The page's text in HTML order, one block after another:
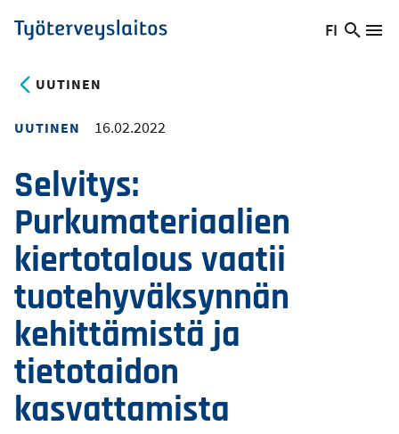
Hyppää
pääsisältöön
Työterveyslaitos
Vaihda
FI
Hae
UUTINEN
UUTINEN 16.02.2022
Selvitys:
Purkumateriaalien
kiertotalous vaatii
tuotehyväksynnän
kehittämistä ja
tietotaidon
kasvattamista